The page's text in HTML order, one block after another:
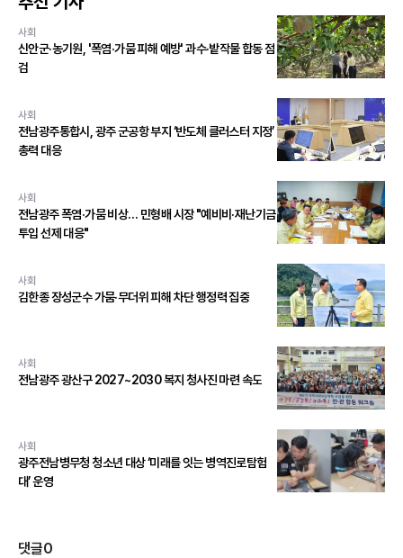
사회
신안군·농기원, '폭염·가뭄 피해 예방' 과수·밭작물 합동 점
검
사회
전남광주통합시, 광주 군공항 부지 ‘반도체 클러스터 지정’
총력 대응
사회
전남광주 폭염·가뭄 비상… 민형배 시장 "예비비·재난기금
투입 선제 대응"
사회
김한종 장성군수 가뭄·무더위 피해 차단 행정력 집중
사회
전남광주 광산구 2027~2030 복지 청사진 마련 속도
사회
광주전남병무청 청소년 대상 ‘미래를 잇는 병역진로탐험
대’ 운영
댓글0